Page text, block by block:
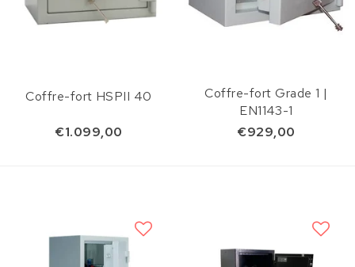
Coffre-fort HSPII 40
€1.099,00
Coffre-fort Grade 1 |
EN1143-1
€929,00